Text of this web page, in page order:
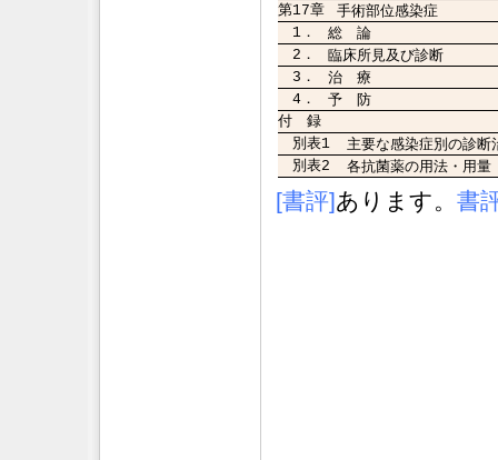
第17章
手術部位感染症
1．
総 論
2．
臨床所見及び診断
3．
治 療
4．
予 防
付 録
別表1
主要な感染症別の診断
別表2
各抗菌薬の用法・用量
[書評]あります。 書